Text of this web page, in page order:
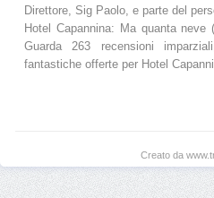
Direttore, Sig Paolo, e parte del
Hotel Capannina: Ma quanta
Guarda 263 recensioni
fantastiche offerte per Hotel
Creato da